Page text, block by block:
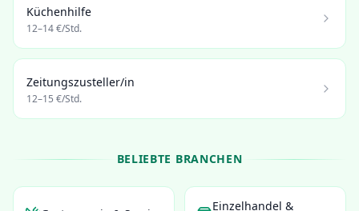
Küchenhilfe
12–14€/Std.
Zeitungszusteller/in
12–15 €/Std.
BELIEBTE BRANCHEN
Einzelhandel &